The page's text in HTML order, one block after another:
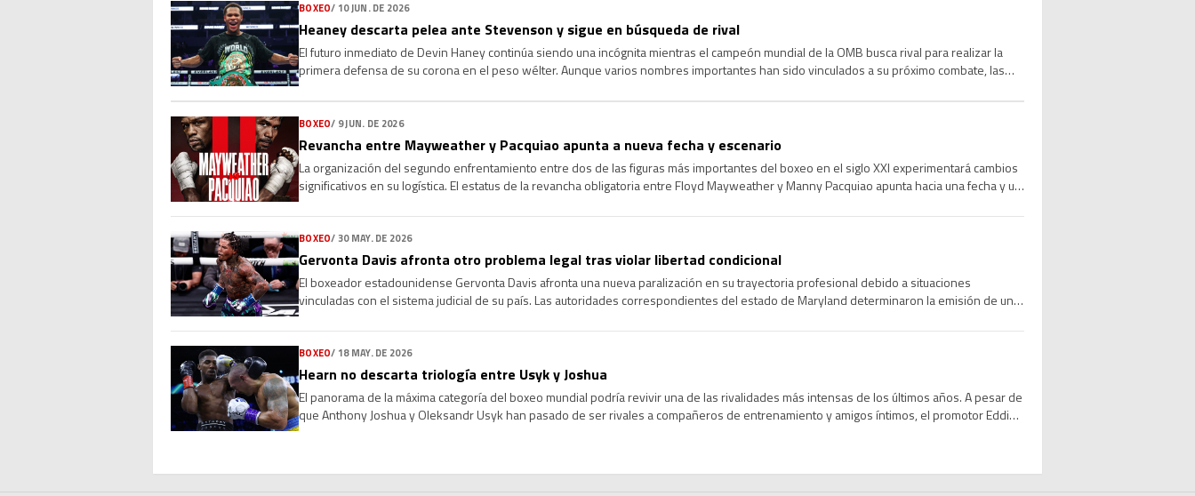
BOXEO/ 10 JUN. DE 2026
Heaney descarta pelea ante Stevenson y sigue en búsqueda de rival
El futuro inmediato de Devin Haney continúa siendo una incógnita mientras el campeón mundial de la OMB busca rival para realizar la
primera defensa de su corona en el peso wélter. Aunque varios nombres importantes han sido vinculados a su próximo combate, las
decisión en noviembre, Haney […]
BOXEO/ 9 JUN. DE 2026
Revancha entre Mayweather y Pacquiao apunta a nueva fecha y escenario
La organización del segundo enfrentamiento entre dos de las figuras más importantes del boxeo en el siglo XXI experimentará cambios
significativos en su logística. El estatus de la revancha obligatoria entre Floyd Mayweather y Manny Pacquiao apunta hacia una fecha y un
estadounidense reactivó una […]
BOXEO/ 30 MAY. DE 2026
Gervonta Davis afronta otro problema legal tras violar libertad condicional
El boxeador estadounidense Gervonta Davis afronta una nueva paralización en su trayectoria profesional debido a situaciones
vinculadas con el sistema judicial de su país. Las autoridades correspondientes del estado de Maryland determinaron la emisión de una
Althea M. Handy, miembro […]
BOXEO/ 18 MAY. DE 2026
Hearn no descarta triología entre Usyk y Joshua
El panorama de la máxima categoría del boxeo mundial podría revivir una de las rivalidades más intensas de los últimos años. A pesar de
que Anthony Joshua y Oleksandr Usyk han pasado de ser rivales a compañeros de entrenamiento y amigos íntimos, el promotor Eddie